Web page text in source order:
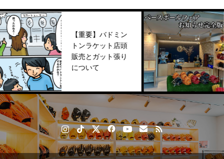
【重要】バドミン
トンラケット店頭
販売とガット張り
について